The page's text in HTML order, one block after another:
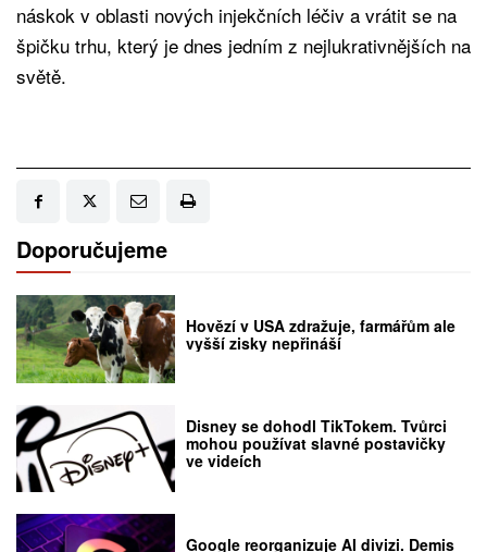
náskok v oblasti nových injekčních léčiv a vrátit se na
špičku trhu, který je dnes jedním z nejlukrativnějších na
světě.
Doporučujeme
Hovězí v USA zdražuje, farmářům ale
vyšší zisky nepřináší
Disney se dohodl TikTokem. Tvůrci
mohou používat slavné postavičky
ve videích
Google reorganizuje AI divizi. Demis